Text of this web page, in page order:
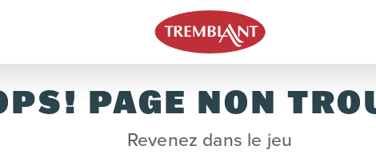
PAGE NON
Revenez dans le jeu